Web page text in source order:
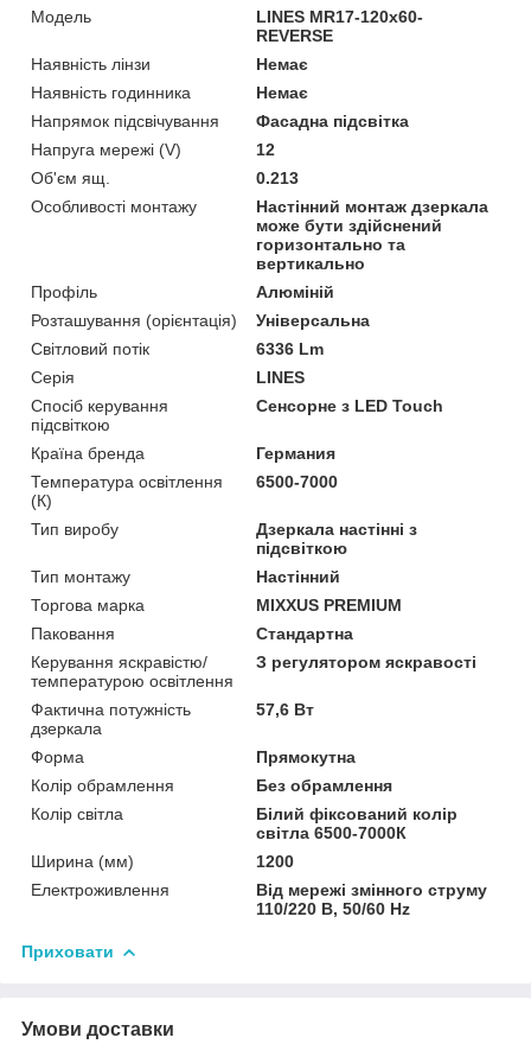
Мoдель
LINES MR17-120x60-
REVERSE
Наявність лінзи
Немає
Наявність годинника
Немає
Напрямок підсвічування
Фасадна підсвітка
Напруга мережі (V)
12
Об'єм ящ.
0.213
Особливості монтажу
Настінний монтаж дзеркала
може бути здійснений
горизонтально та
вертикально
Профіль
Алюміній
Розташування (орієнтація)
Універсальна
Світловий потік
6336 Lm
Серія
LINES
Спосіб керування
підсвіткою
Сенсорне з LED Touch
Країна бренда
Германия
Температура освітлення
(К)
6500-7000
Тип виробу
Дзеркала настінні з
підсвіткою
Тип монтажу
Настінний
Торгова марка
MIXXUS PREMIUM
Паковання
Стандартна
Керування яскравістю/
температурою освітлення
З регулятором яскравості
Фактична потужність
дзеркала
57,6 Вт
Форма
Прямокутна
Колір обрамлення
Без обрамлення
Колір світла
Білий фіксований колір
світла 6500-7000К
Ширина (мм)
1200
Електроживлення
Від мережі змінного струму
110/220 В, 50/60 Hz
Приховати
Умови доставки